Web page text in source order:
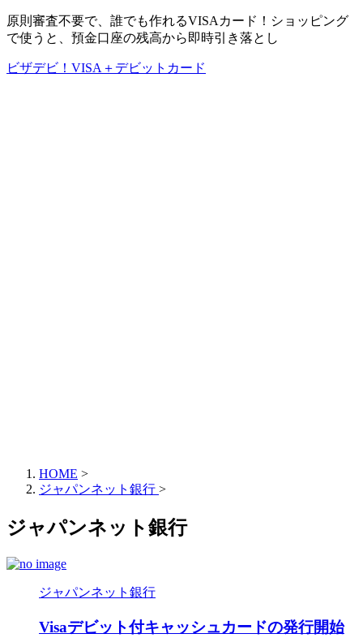
原則審査不要で、誰でも作れるVISAカード！ショッピング
で使うと、預金口座の残高から即時引き落とし
ビザデビ！VISA＋デビットカード
HOME >
ジャパンネット銀行 >
ジャパンネット銀行
ジャパンネット銀行
Visaデビット付キャッシュカードの発行開始